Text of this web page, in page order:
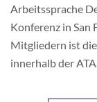
Arbeitssprache
Konferenz in San
Mitgliedern ist
innerhalb der